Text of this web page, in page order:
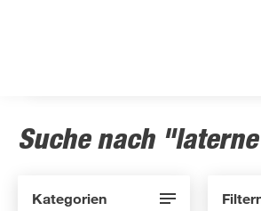
Suche nach
Kategorien